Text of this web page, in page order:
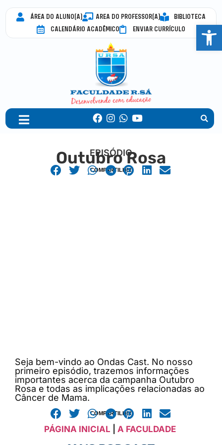
ÁREA DO ALUNO(A) AREA DO PROFESSOR(A)
BIBLIOTECA
CALENDÁRIO ACADÊMICO
ENVIAR CURRÍCULO
EPISÓDIO
Outubro Rosa
COMPARTILHE!
Seja bem-vindo ao Ondas Cast. No nosso
primeiro episódio, trazemos informações
importantes acerca da campanha Outubro
Rosa e todas as implicações relacionadas ao
Câncer de Mama.
COMPARTILHE!
PÁGINA INICIAL A FACULDADE
Abrir